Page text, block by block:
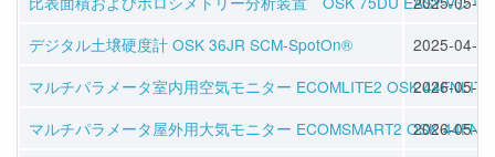
デジタル土壌硬度計 OSK 36JR SCM-SpotOn®
2025-04-02
マルチパラメータ室内用空気モニター ECOMLITE2 OSK2026-05-01
マルチパラメータ屋外用大気モニター ECOMSMART2 OSK2026-05-01